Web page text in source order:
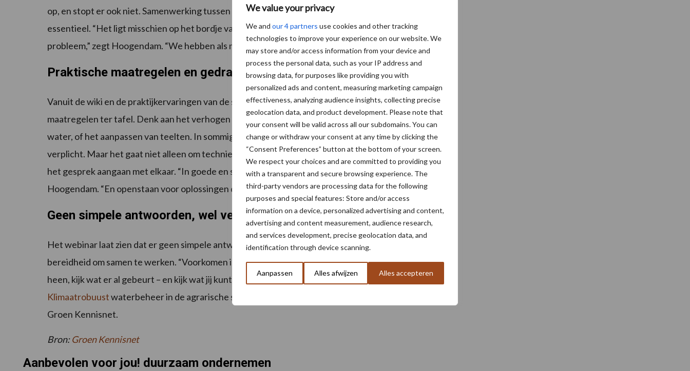
We value your privacy
We and our 4 partners use cookies and other tracking
technologies to improve your experience on our website. We
may store and/or access information from your device and
process the personal data, such as your IP address and
browsing data, for purposes like providing you with
personalized ads and content, measuring marketing campaign
effectiveness, analyzing audience insights, collecting precise
geolocation data, and product development. Please note that
your consent will be valid across all our subdomains. You can
change or withdraw your consent at any time by clicking the
“Consent Preferences” button at the bottom of your screen.
We respect your choices and are committed to providing you
with a transparent and secure browsing experience. The
third-party vendors are processing data for the following
purposes and special features: Store and/or access
information on a device, personalized advertising and content,
advertising and content measurement, audience research,
and services development, precise geolocation data, and
identification through device scanning.
Aanpassen Alles afwijzen Alles accepteren
op, en stopt er ook niet. Samenwerking tussen boeren, waterschappen, adviseurs en overheden is
essentieel. “Het ligt misschien op het bordje van de boer, maar het is niet alleen zijn of haar
probleem,” zegt Hoogendam. “We hebben als maatschappij allemaal een rol te spelen.”
Praktische maatregelen en gedrag
Vanuit de wiki en de praktijkervaringen van de sprekers kwamen verschillende concrete
maatregelen ter tafel. Denk aan het verhogen van organische stof in de bodem, het vasthouden van
water, of het aanpassen van teelten. In sommige regio’s, zoals Limburg, is peilgestuurde drainage al
verplicht. Maar het gaat niet alleen om techniek. Het gaat ook om gedrag, om keuzes maken, en om
het gesprek aangaan met elkaar. “In goede en slechte tijden moet je elkaar vasthouden,” zegt
Hoogendam. “En openstaan voor oplossingen die misschien nog niet zo vertrouwd voelen.”
Geen simpele antwoorden, wel veel kennis
Het webinar laat zien dat er geen simpele antwoorden zijn, maar wel veel kennis, ervaring en
bereidheid om samen te werken. “Voorkomen is beter dan genezen,” zegt Kouwenhoven. “Kijk om je
heen, kijk wat er al gebeurt – en kijk wat jij kunt doen.” Hetvolledige webinar
Klimaatrobuustwaterbeheer in de agrarische sector is terug te kijken via het YouTube-kanaal van
Groen Kennisnet.
Bron:Groen Kennisnet
Aanbevolen voor jou! duurzaam ondernemen